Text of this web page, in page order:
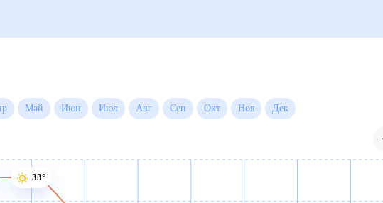
Апр Май Июн Июл Авг Сен Окт Ноя
33°